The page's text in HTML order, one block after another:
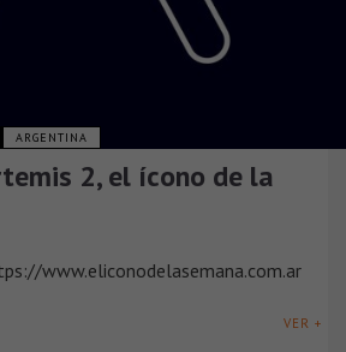
ARGENTINA
2, el ícono de la
www.eliconodelasemana.com.ar
VER +